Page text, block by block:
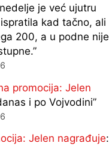
je već ujutru
kad tačno, ali
200, a u podne nije
”
promocija: Jelen
i po Vojvodini”
Jelen nagrađuje: